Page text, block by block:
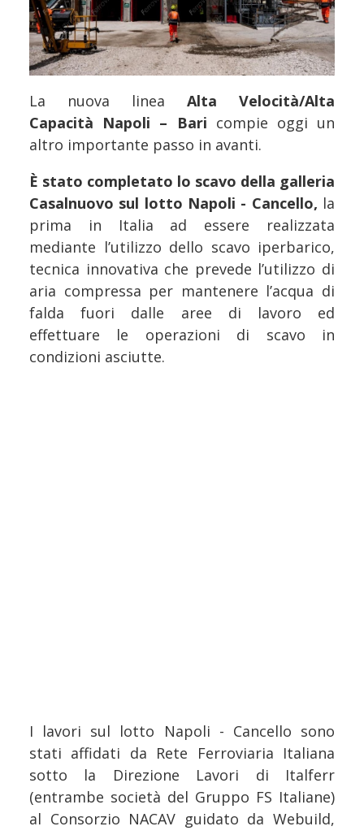
La nuova linea Alta Velocità/Alta
Capacità Napoli – Bari compie oggi un
altro importante passo in avanti.
È stato completato lo scavo della galleria
Casalnuovo sul lotto Napoli - Cancello, la
prima in Italia ad essere realizzata
mediante l’utilizzo dello scavo iperbarico,
tecnica innovativa che prevede l’utilizzo di
aria compressa per mantenere l’acqua di
falda fuori dalle aree di lavoro ed
effettuare le operazioni di scavo in
condizioni asciutte.
I lavori sul lotto Napoli - Cancello sono
stati affidati da Rete Ferroviaria Italiana
sotto la Direzione Lavori di Italferr
(entrambe società del Gruppo FS Italiane)
al Consorzio NACAV guidato da Webuild,